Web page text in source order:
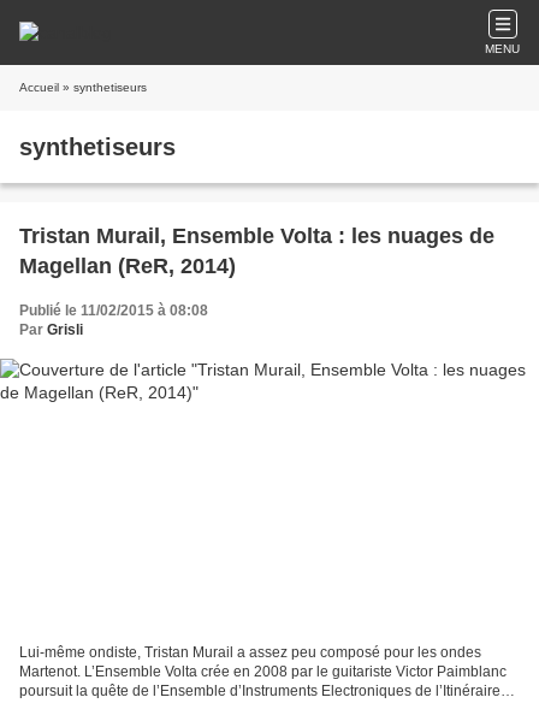
MENU
Accueil » synthetiseurs
synthetiseurs
Tristan Murail, Ensemble Volta : les nuages de
Magellan (ReR, 2014)
Publié le 11/02/2015 à 08:08
Par Grisli
Lui-même ondiste, Tristan Murail a assez peu composé pour les ondes
Martenot. L’Ensemble Volta crée en 2008 par le guitariste Victor Paimblanc
poursuit la quête de l’Ensemble d’Instruments Electroniques de l’Itinéraire